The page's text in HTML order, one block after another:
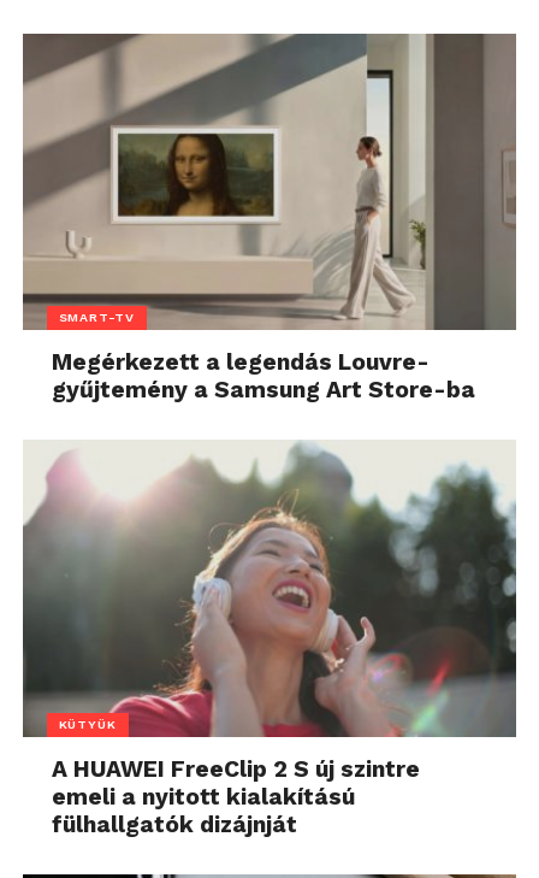
SMART-TV
Megérkezett a legendás Louvre-
gyűjtemény a Samsung Art Store-ba
KÜTYÜK
A HUAWEI FreeClip 2 S új szintre
emeli a nyitott kialakítású
fülhallgatók dizájnját